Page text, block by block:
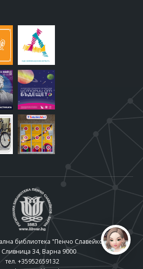
библиотека "Пенчо Славейков"
Сливница 34, Варна 9000
тел. +35952659132